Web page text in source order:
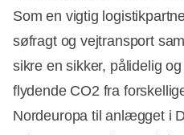
Som en vigtig
søfragt og vejtransport
sikre en sikker, pålidelig
flydende CO2 fra
Nordeuropa til anlægget i